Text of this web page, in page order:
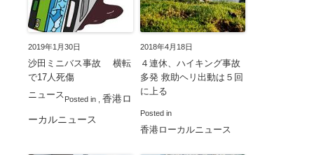
2019年1月30日
沙田ミニバス事故 横転
で17人死傷
Posted in
ニュース
香港ロ
ーカルニュース
2018年4月18日
４連休、ハイキング事故
多発 救助ヘリ出動は５回
に上る
Posted in
香港ローカルニュース